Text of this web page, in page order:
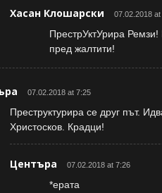
Хасан Клошарски 07.02.2018 at
ПрестрУктУрира Ремзи!
пред жалтити!
07.02.2018 at 7:25
Преструктурира се друг път.
Христосков. Крадци!
Центъра 07.02.2018 at 7:26
*ерата